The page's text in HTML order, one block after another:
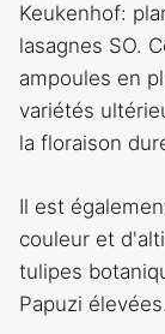
Keukenhof:
lasagnes SO.
ampoules en
variétés
la floraison
Il est
couleur et
tulipes
Papuzi élevées.